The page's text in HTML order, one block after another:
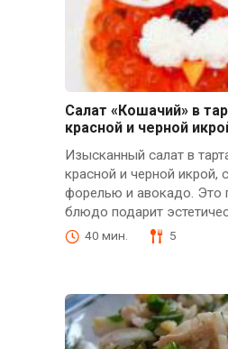
Салат «Кошачий» в
красной и черной
Изысканный салат в
красной и черной икрой,
форелью и авокадо. Это
блюдо подарит
40 мин. 5